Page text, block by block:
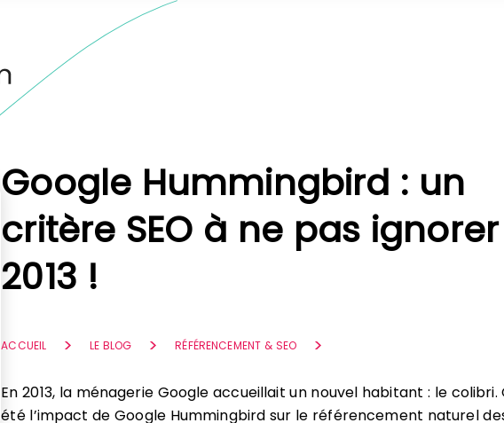
Google Hummingbird : un
critère SEO à ne pas
2013 !
ACCUEIL LE BLOG RÉFÉRENCEMENT & SEO
En 2013, la ménagerie Google accueillait un nouvel habitant : le colibri.
été l’impact de Google Hummingbird sur le référencement naturel